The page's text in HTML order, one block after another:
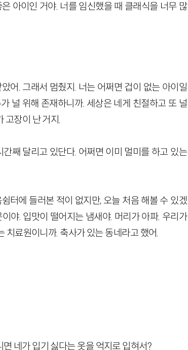
아이인 거야. 너를 임신했을 때 클래식을 너무 많
어. 그래서 멈췄지. 너는 어쩌면 겁이 없는 아이일
널 위해 존재하니까. 세상은 네게 친절하고 또 널
고장이 난 거지.
째 달리고 있단다. 어쩌면 이미 멀미를 하고 있는
터에 들러본 적이 없지만, 오늘 처음 해볼 수 있겠
야. 입맛이 떨어지는 냄새야. 머리가 아파. 우리가
치료원이니까. 축사가 있는 동네라고 했어.
네가 입기 싫다는 옷을 억지로 입혀서?